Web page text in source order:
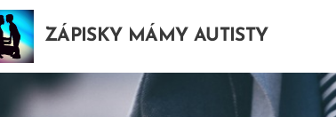
ZÁPISKY MÁMY AUTISTY